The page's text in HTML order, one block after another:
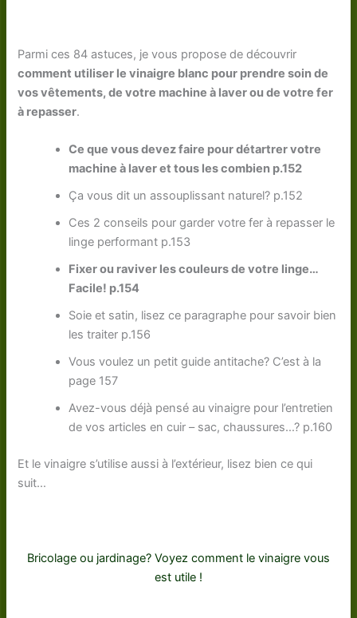
Parmi ces 84 astuces, je vous propose de découvrir
comment utiliser le vinaigre blanc pour prendre soin de
vos vêtements, de votre machine à laver ou de votre fer
à repasser.
Ce que vous devez faire pour détartrer votre
machine à laver et tous les combien p.152
Ça vous dit un assouplissant naturel? p.152
Ces 2 conseils pour garder votre fer à repasser le
linge performant p.153
Fixer ou raviver les couleurs de votre linge…
Facile! p.154
Soie et satin, lisez ce paragraphe pour savoir bien
les traiter p.156
Vous voulez un petit guide antitache? C’est à la
page 157
Avez-vous déjà pensé au vinaigre pour l’entretien
de vos articles en cuir – sac, chaussures…? p.160
Et le vinaigre s’utilise aussi à l’extérieur, lisez bien ce qui
suit…
Bricolage ou jardinage? Voyez comment le vinaigre vous
est utile !